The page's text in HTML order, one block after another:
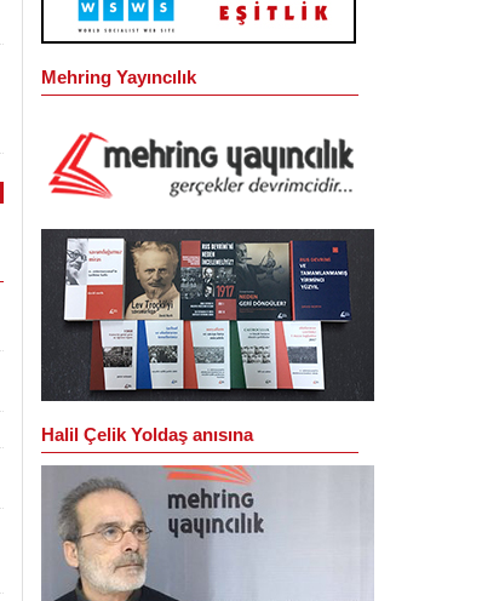
Mehring Yayıncılık
Halil Çelik Yoldaş anısına